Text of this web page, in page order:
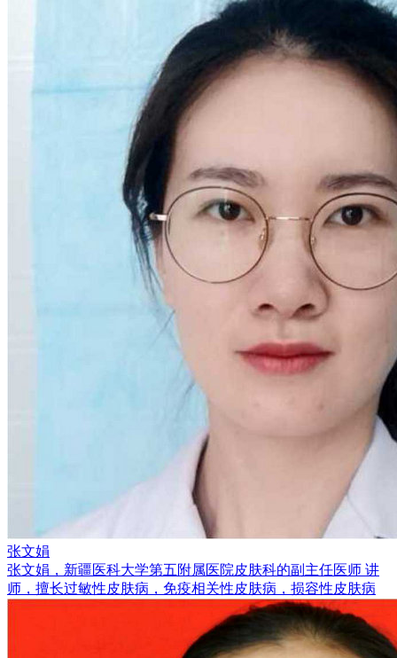
张文娟
张文娟，新疆医科大学第五附属医院皮肤科的副主任医师 讲
师，擅长过敏性皮肤病，免疫相关性皮肤病，损容性皮肤病